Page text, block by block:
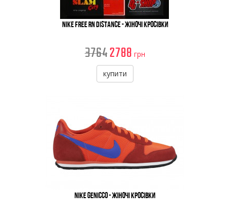
Nike Free RN Distance - Жіночі Кросівки
37642788 грн
купити
Nike Genicco - Жіночі Кросівки